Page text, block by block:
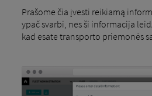
Prašome čia įvesti reikiamą
ypač svarbi, nes ši informacija
kad esate transporto priemonės